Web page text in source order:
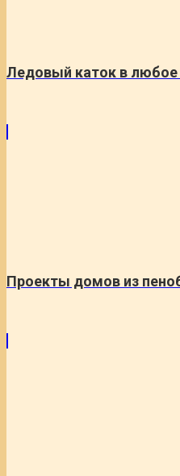
Ледовый каток в любое
Проекты домов из